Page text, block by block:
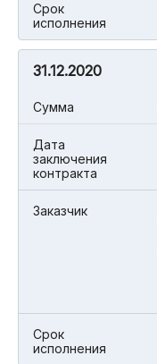
Срок
исполнения
31.12.2020
Cумма
Дата
заключения
контракта
Заказчик
Срок
исполнения